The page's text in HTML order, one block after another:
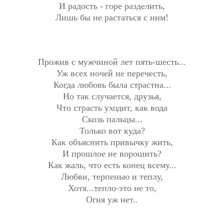
И радость - горе разделить,
Лишь бы не растаться с ним!
Прожив с мужчиной лет пять-шесть...
Уж всех ночей не перечесть,
Когда любовь была страстна...
Но так случается, друзья,
Что страсть уходит, как вода
Скозь пальцы...
Только вот куда?
Как объяснить привычку жить,
И прошлое не ворошить?
Как жаль, что есть конец всему...
Любви, терпенью и теплу,
Хотя...тепло-это не то,
Огня уж нет..